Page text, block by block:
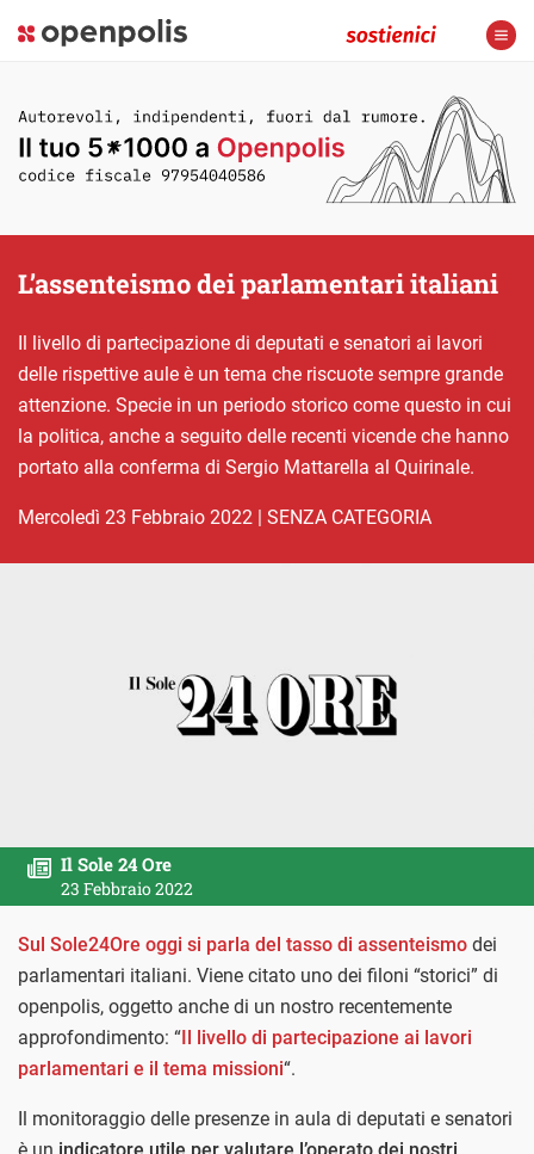
L’assenteismo dei parlamentari italiani
Il livello di partecipazione di deputati e senatori ai lavori
delle rispettive aule è un tema che riscuote sempre grande
attenzione. Specie in un periodo storico come questo in cui
la politica, anche a seguito delle recenti vicende che hanno
portato alla conferma di Sergio Mattarella al Quirinale.
mercoledì 23 Febbraio 2022 | SENZA CATEGORIA
Il Sole 24 Ore
23 Febbraio 2022
Sul Sole24Ore oggi si parla del tasso di assenteismo dei
parlamentari italiani. Viene citato uno dei filoni “storici” di
openpolis, oggetto anche di un nostro recentemente
approfondimento: “Il livello di partecipazione ai lavori
parlamentari e il tema missioni“.
Il monitoraggio delle presenze in aula di deputati e senatori
è un indicatore utile per valutare l’operato dei nostri